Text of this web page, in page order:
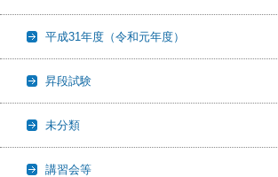
平成31年度（令和元年度）
昇段試験
未分類
講習会等